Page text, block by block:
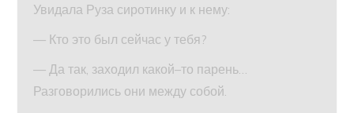
Увидала Руза сиротинку и к нему:
— Кто это был сейчас у тебя?
— Да так, заходил какой–то парень…
Разговорились они между собой.